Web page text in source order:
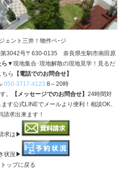
ェント三井！物件ペｰジ
第3042号〒630-0135 奈良県生駒市南田原
ら▼現地集合･現地解散の現地見学！見るだ
ちら
【電話でのお問合せ】
050-3717-4123 8～20時
。
【メッセージでのお問合せ】 24時間対
す公式LINEでメールより便利！相談OK、
請求出来ます！
求は▶
状況▶
トップに戻る